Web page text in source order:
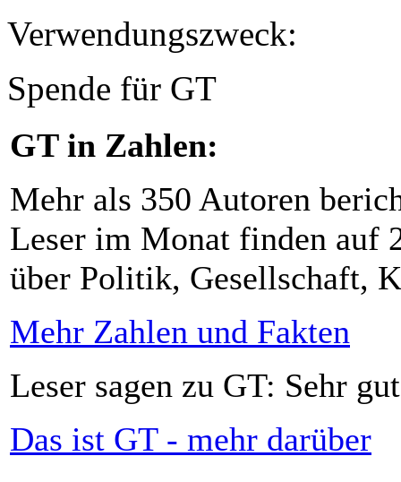
Verwendungszweck:
Spende für GT
GT in Zahlen:
Mehr als 350 Autoren
Leser im Monat finden auf
über Politik, Gesellschaft,
Mehr Zahlen und Fakten
Leser sagen zu GT: Sehr
Das ist GT - mehr darüber